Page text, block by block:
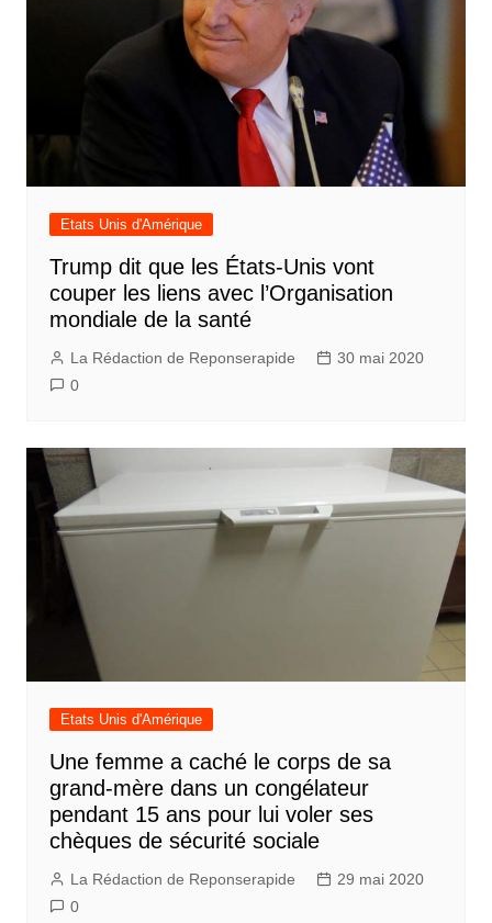
Etats Unis d'Amérique
Trump dit que les États-Unis vont
couper les liens avec l’Organisation
mondiale de la santé
La Rédaction de Reponserapide
30 mai 2020
0
Etats Unis d'Amérique
Une femme a caché le corps de sa
grand-mère dans un congélateur
pendant 15 ans pour lui voler ses
chèques de sécurité sociale
La Rédaction de Reponserapide
29 mai 2020
0